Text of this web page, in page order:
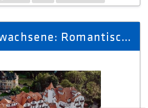
Hotel für Erwachsene: Romantisches Wochenende in den Isergebirge